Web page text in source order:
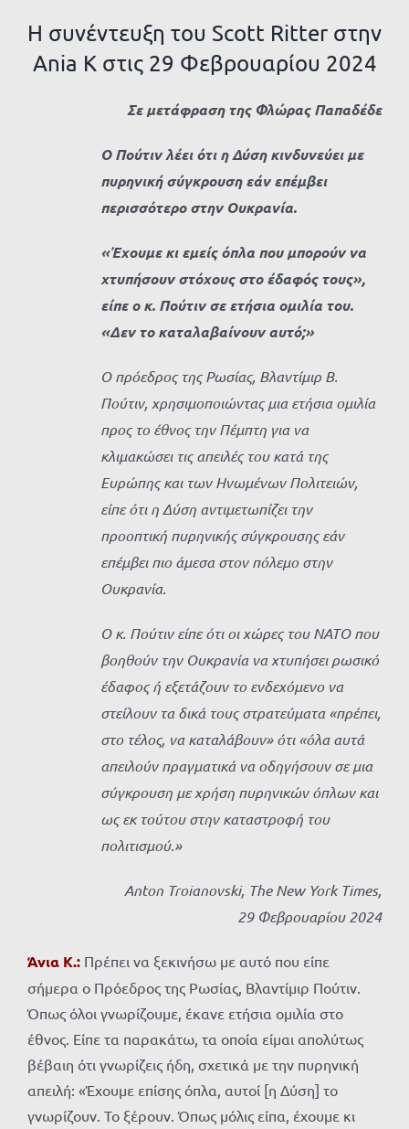
Η συνέντευξη του Scott Ritter στην
Ania K στις 29 Φεβρουαρίου 2024
Σε μετάφραση της Φλώρας Παπαδέδε
Ο Πούτιν λέει ότι η Δύση κινδυνεύει με
πυρηνική σύγκρουση εάν επέμβει
περισσότερο στην Ουκρανία.
«Έχουμε κι εμείς όπλα που μπορούν να
χτυπήσουν στόχους στο έδαφός τους»,
είπε ο κ. Πούτιν σε ετήσια ομιλία του.
«Δεν το καταλαβαίνουν αυτό;»
Ο πρόεδρος της Ρωσίας, Βλαντίμιρ Β.
Πούτιν, χρησιμοποιώντας μια ετήσια ομιλία
προς το έθνος την Πέμπτη για να
κλιμακώσει τις απειλές του κατά της
Ευρώπης και των Ηνωμένων Πολιτειών,
είπε ότι η Δύση αντιμετωπίζει την
προοπτική πυρηνικής σύγκρουσης εάν
επέμβει πιο άμεσα στον πόλεμο στην
Ουκρανία.
Ο κ. Πούτιν είπε ότι οι χώρες του ΝΑΤΟ που
βοηθούν την Ουκρανία να χτυπήσει ρωσικό
έδαφος ή εξετάζουν το ενδεχόμενο να
στείλουν τα δικά τους στρατεύματα «πρέπει,
στο τέλος, να καταλάβουν» ότι «όλα αυτά
απειλούν πραγματικά να οδηγήσουν σε μια
σύγκρουση με χρήση πυρηνικών όπλων και
ως εκ τούτου στην καταστροφή του
πολιτισμού.»
Anton Troianovski, The New York Times,
29 Φεβρουαρίου2024
Άνια Κ.: Πρέπει να ξεκινήσω με αυτό που είπε
σήμερα ο Πρόεδρος της Ρωσίας, Βλαντίμιρ Πούτιν.
Όπως όλοι γνωρίζουμε, έκανε ετήσια ομιλία στο
έθνος. Είπε τα παρακάτω, τα οποία είμαι απολύτως
βέβαιη ότι γνωρίζεις ήδη, σχετικά με την πυρηνική
απειλή: «Έχουμε επίσης όπλα, αυτοί [η Δύση] το
γνωρίζουν. Το ξέρουν. Όπως μόλις είπα, έχουμε κι